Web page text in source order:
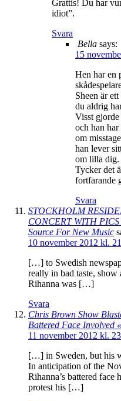
Grattis! Du har
idiot”.
Svara
Bella says:
15
Hen har en
Sheen är
du aldrig
Visst
och han
om
han lever
om lilla dig.
Tycker det
fortfarande
Svara
STOCKHOLM
CONCERT WITH
Source For New Music
10 november 2012 kl.
[…] to Swedish
really in bad taste,
Rihanna was […]
Svara
Chris Brown Show
Battered Face Involved
11 november 2012 kl.
[…] in Sweden, but his
In anticipation of the
Rihanna’s battered face
protest his […]